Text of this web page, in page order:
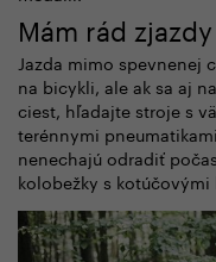
Mám rád
Jazda mimo spevnenej
na bicykli, ale ak sa aj
ciest, hľadajte stroje s
terénnymi
nenechajú odradiť
kolobežky s kotúčovými